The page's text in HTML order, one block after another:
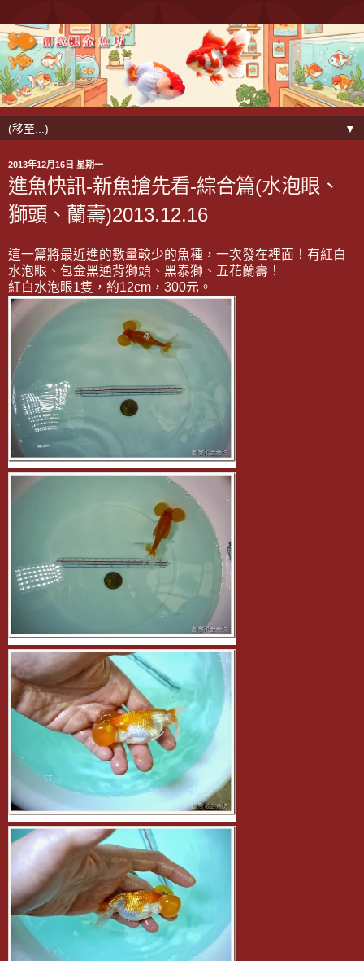
▼
2013年12月16日 星期一
進魚快訊-新魚搶先看-綜合篇(水泡眼、
獅頭、蘭壽)2013.12.16
這一篇將最近進的數量較少的魚種，一次發在裡面！有紅白
水泡眼、包金黑通背獅頭、黑泰獅、五花蘭壽！
紅白水泡眼1隻，約12cm，300元。